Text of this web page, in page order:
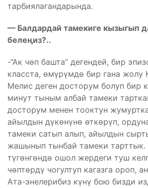
тарбиялагандарында.
— Балдардай тамекиге кызыгып
белеңиз?..
-“Ак чөп башта” дегендей, бир
класста, өмүрүмдө бир гана жолу
Мелис деген досторум болуп бир
минут тыным албай тамеки
досторум менен тооктун
айылдын дүкөнүнө өткөрүп,
тамеки сатып алып, айылдын
жашынып тынбай тамеки тарттык.
түгөнгөндө ошол жердеги туш
чөптөрдү чогултуп кагазга ороп,
Ата-энелерибиз күнү бою бизди